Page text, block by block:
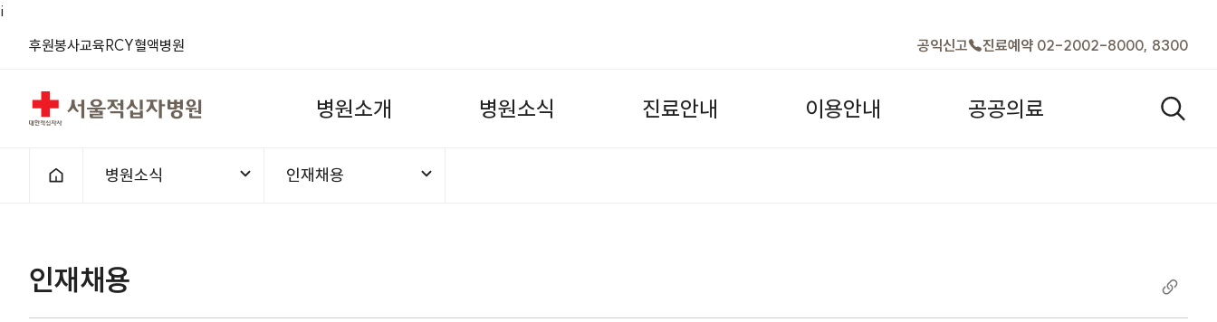
i
후원(새 창)
봉사(새 창)
교육(새 창)
RCY(새 창)
혈액(새 창)
병원 바로가기
공익신고 진료예약 02-2002-8000, 8300
서울적십자병원 병원소개 병원소식 진료안내 이용안내 공공의료 검색열기
홈으로 1차메뉴
병원소식
2차메뉴
인재채용
인재채용 | 병원소식 | [최종합격자발표] 계약직 기능직(장애인제한경쟁) 최종합격자 발표 | 인재채용 |
인재채용